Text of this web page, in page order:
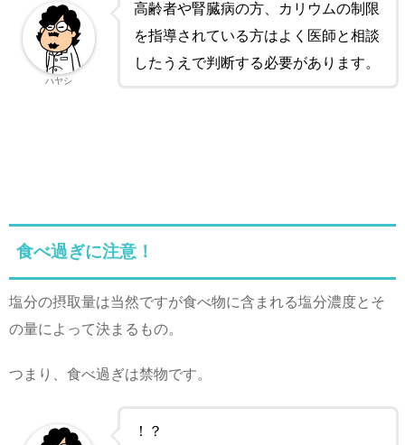
高齢者や腎臓病の方、カリウムの制限
を指導されている方はよく医師と相談
したうえで判断する必要があります。
ハヤシ
食べ過ぎに注意！
塩分の摂取量は当然ですが食べ物に含まれる塩分濃度とそ
の量によって決まるもの。
つまり、食べ過ぎは禁物です。
！？